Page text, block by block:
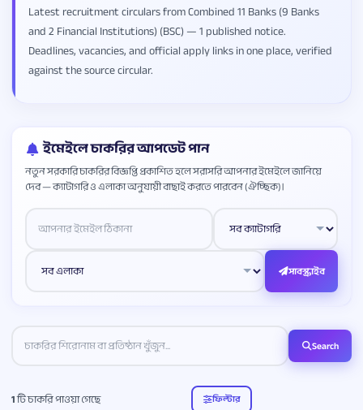
Latest recruitment circulars from Combined 11 Banks (9 Banks
and 2 Financial Institutions) (BSC) — 1 published notice.
Deadlines, vacancies, and official apply links in one place, verified
against the source circular.
ইমেইলে চাকরির আপডেট পান
নতুন সরকারি চাকরির বিজ্ঞপ্তি প্রকাশিত হলে সরাসরি আপনার ইমেইলে জানিয়ে
দেব — ক্যাটাগরি ও এলাকা অনুযায়ী বাছাই করতে পারবেন (ঐচ্ছিক)।
Website
সাবস্ক্রাইব
Search
1টি চাকরি পাওয়া গেছে ফিল্টার